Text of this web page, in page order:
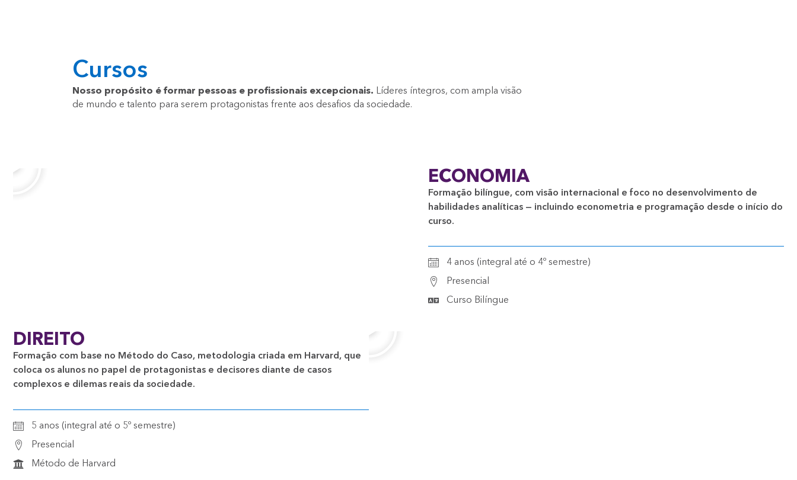
Cursos
Nosso propósito é formar pessoas e profissionais excepcionais. Líderes íntegros, com ampla visão
de mundo e talento para serem protagonistas frente aos desafios da sociedade.
ECONOMIA
Formação bilíngue, com visão internacional e foco no desenvolvimento de
habilidades analíticas — incluindo econometria e programação desde o início do
curso.
4 anos (integral até o 4º semestre)
Presencial
Curso Bilíngue
DIREITO
Formação com base no Método do Caso, metodologia criada em Harvard, que
coloca os alunos no papel de protagonistas e decisores diante de casos
complexos e dilemas reais da sociedade.
5 anos (integral até o 5º semestre)
Presencial
Método de Harvard